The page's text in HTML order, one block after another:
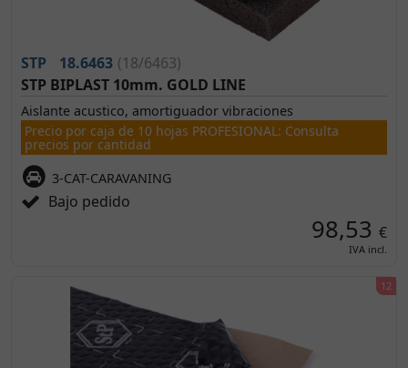
STP 18.6463 (18/6463)
STP BIPLAST 10mm. GOLD LINE
Aislante acustico, amortiguador vibraciones
Precio por caja de 10 hojas PROFESIONAL: Consulta
precios por cantidad
3-CAT-CARAVANING
Bajo pedido
98,53 €
IVA incl.